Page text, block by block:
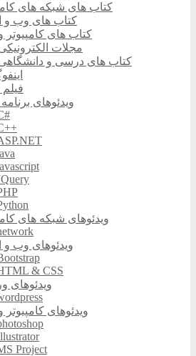
کتاب های شبکه های
کتاب های وب و
کتاب های کامپیوتر
مجلات
کتاب های درسی و
ویدئوهای
ویدئوهای شبکه های
ویدئوهای وب و
& CSS
ویدئوهای
ویدئوهای
Project